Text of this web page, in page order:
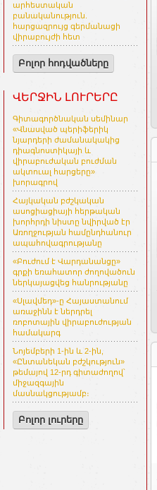
արհեստական
բանականություն.
հարցազրույց գերմանացի
վիրաբույժի հետ
Բոլոր հոդվածները
ՎԵՐՋԻՆ ԼՈՒՐԵՐԸ
Գիտագործնական սեմինար
«Վնասված պերիֆերիկ
նյարդերի ժամանակակից
դիագնոստիկայի և
վիրաբուժական բուժման
ակտուալ հարցերը»
խորագրով
Հայկական բժշկական
ասոցիացիայի հերթական
խորհրդի նիստը նվիրված էր
Առողջության համընդհանուր
ապահովագրությանը
«Բուժում է Վարդանանցը»
գրքի եռահատոր ժողովածուն
ներկայացվեց հանրությանը
«Սլավմեդ»-ը Հայաստանում
առաջինն է ներդրել
ռոբոտային վիրաբուժության
համակարգ
Նոյեմբերի 1-ին և 2-ին,
«Ընտանեկան բժշկություն»
թեմայով 12-րդ գիտաժողով՝
միջազգային
մասնակցությամբ։
Բոլոր լուրերը